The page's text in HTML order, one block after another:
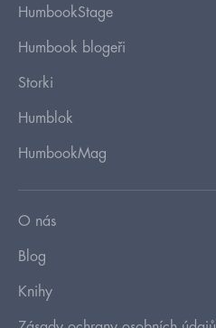
HumbookStage
Humbook blogeři
Storki
Humblok
HumbookMag
O nás
Blog
Knihy